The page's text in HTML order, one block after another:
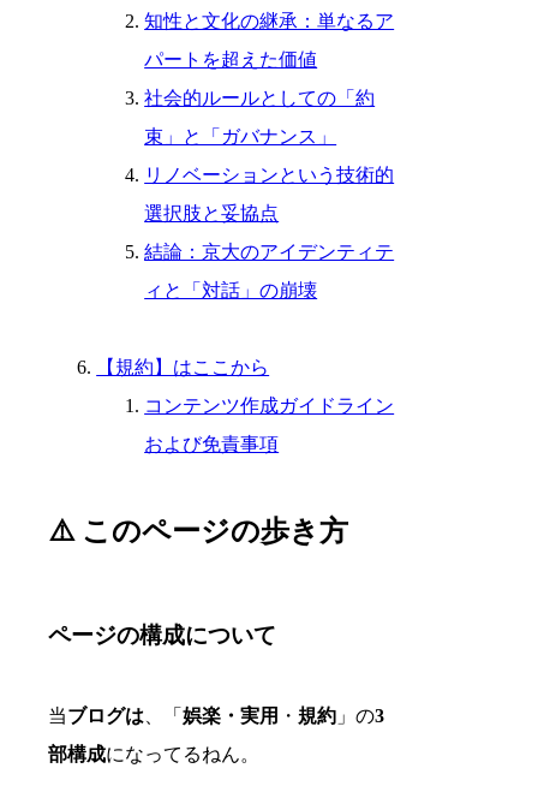
知性と文化の継承：単なるア
パートを超えた価値
社会的ルールとしての「約
束」と「ガバナンス」
リノベーションという技術的
選択肢と妥協点
結論：京大のアイデンティテ
ィと「対話」の崩壊
【規約】はここから
コンテンツ作成ガイドライン
および免責事項
⚠️ このページの歩き方
ページの構成について
当ブログは 、「娯楽・実用 ・規約 」の3
部構成になってるねん。